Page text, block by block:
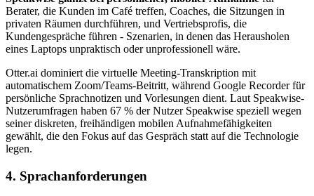
Berater, die Kunden im Café treffen, Coaches, die Sitzungen in
privaten Räumen durchführen, und Vertriebsprofis, die
Kundengespräche führen - Szenarien, in denen das Herausholen
eines Laptops unpraktisch oder unprofessionell wäre.
Otter.ai dominiert die virtuelle Meeting-Transkription mit
automatischem Zoom/Teams-Beitritt, während Google Recorder für
persönliche Sprachnotizen und Vorlesungen dient. Laut Speakwise-
Nutzerumfragen haben 67 % der Nutzer Speakwise speziell wegen
seiner diskreten, freihändigen mobilen Aufnahmefähigkeiten
gewählt, die den Fokus auf das Gespräch statt auf die Technologie
legen.
4. Sprachanforderungen